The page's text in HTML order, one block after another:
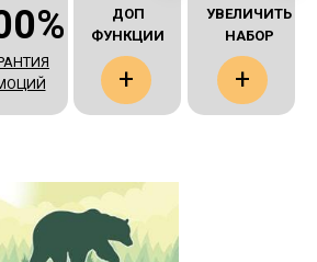
+
ДОП
ФУНКЦИИ
+
УВЕЛИЧИТЬ
НАБОР